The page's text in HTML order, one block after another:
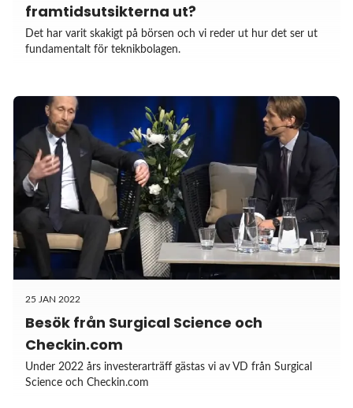
framtidsutsikterna ut?
Det har varit skakigt på börsen och vi reder ut hur det ser ut
fundamentalt för teknikbolagen.
25 JAN 2022
Besök från Surgical Science och
Checkin.com
Under 2022 års investerarträff gästas vi av VD från Surgical
Science och Checkin.com